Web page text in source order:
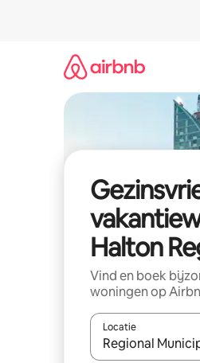
Halton
Vind en boek
woningen op
Locatie
Wanneer er